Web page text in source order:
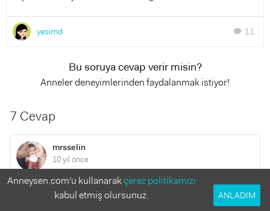
yesimd chat 11
Bu soruya cevap verir misin?
Anneler deneyimlerinden faydalanmak istiyor!
7 Cevap
mrsselin
10 yıl önce
merhaba anneler su doldurulan kalem ile resim yapılabilen
Anneysen.com'u kullanarakçerez politikamızı
kabul etmiş olursunuz.
ANLADIM